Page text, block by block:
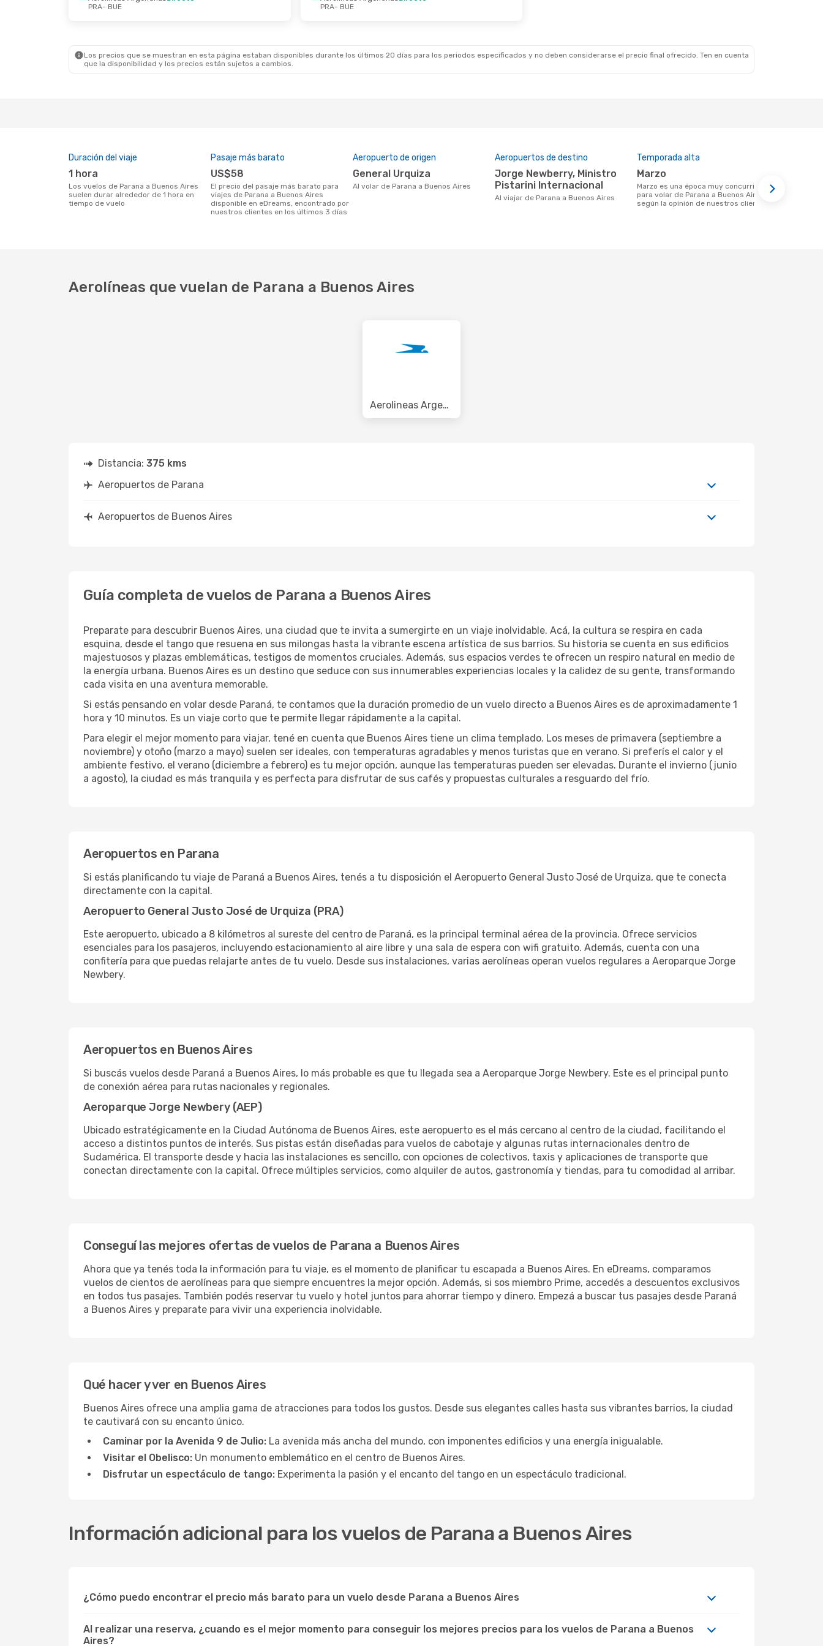
- Lun., 5 Oct. - Lun., 28 Sep.
BUE
- PRA
PRA- BUE
PRA- BUE
Los precios que se muestran en esta página estaban disponibles durante los últimos 20 días para los periodos especificados y no deben considerarse el precio final ofrecido. Ten en cuenta
que la disponibilidad y los precios están sujetos a cambios.
Duración del viaje
1 hora
Los vuelos de Parana a Buenos Aires
suelen durar alrededor de 1 hora en
tiempo de vuelo
Pasaje más barato
US$58
El precio del pasaje más barato para
viajes de Parana a Buenos Aires
disponible en eDreams, encontrado por
nuestros clientes en los últimos 3 días
Aeropuerto de origen
General Urquiza
Al volar de Parana a Buenos Aires
Aeropuertos de destino
Jorge Newberry, Ministro
Pistarini Internacional
Al viajar de Parana a Buenos Aires
Temporada alta
marzo
marzo es una época muy concurrida
para volar de Parana a Buenos Aires
según la opinión de nuestros clientes
Aerolíneas que vuelan de Parana a Buenos Aires
Aerolineas Argentinas
Distancia: 375 kms
Aeropuertos de Parana
Aeropuertos de Buenos Aires
Guía completa de vuelos de Parana a Buenos Aires
Preparate para descubrir Buenos Aires, una ciudad que te invita a sumergirte en un viaje inolvidable. Acá, la cultura se respira en cada
esquina, desde el tango que resuena en sus milongas hasta la vibrante escena artística de sus barrios. Su historia se cuenta en sus edificios
majestuosos y plazas emblemáticas, testigos de momentos cruciales. Además, sus espacios verdes te ofrecen un respiro natural en medio de
la energía urbana. Buenos Aires es un destino que seduce con sus innumerables experiencias locales y la calidez de su gente, transformando
cada visita en una aventura memorable.
Si estás pensando en volar desde Paraná, te contamos que la duración promedio de un vuelo directo a Buenos Aires es de aproximadamente 1
hora y 10 minutos. Es un viaje corto que te permite llegar rápidamente a la capital.
Para elegir el mejor momento para viajar, tené en cuenta que Buenos Aires tiene un clima templado. Los meses de primavera (septiembre a
noviembre) y otoño (marzo a mayo) suelen ser ideales, con temperaturas agradables y menos turistas que en verano. Si preferís el calor y el
ambiente festivo, el verano (diciembre a febrero) es tu mejor opción, aunque las temperaturas pueden ser elevadas. Durante el invierno (junio
a agosto), la ciudad es más tranquila y es perfecta para disfrutar de sus cafés y propuestas culturales a resguardo del frío.
Aeropuertos en Parana
Si estás planificando tu viaje de Paraná a Buenos Aires, tenés a tu disposición el Aeropuerto General Justo José de Urquiza, que te conecta
directamente con la capital.
Aeropuerto General Justo José de Urquiza (PRA)
Este aeropuerto, ubicado a 8 kilómetros al sureste del centro de Paraná, es la principal terminal aérea de la provincia. Ofrece servicios
esenciales para los pasajeros, incluyendo estacionamiento al aire libre y una sala de espera con wifi gratuito. Además, cuenta con una
confitería para que puedas relajarte antes de tu vuelo. Desde sus instalaciones, varias aerolíneas operan vuelos regulares a Aeroparque Jorge
Newbery.
Aeropuertos en Buenos Aires
Si buscás vuelos desde Paraná a Buenos Aires, lo más probable es que tu llegada sea a Aeroparque Jorge Newbery. Este es el principal punto
de conexión aérea para rutas nacionales y regionales.
Aeroparque Jorge Newbery (AEP)
Ubicado estratégicamente en la Ciudad Autónoma de Buenos Aires, este aeropuerto es el más cercano al centro de la ciudad, facilitando el
acceso a distintos puntos de interés. Sus pistas están diseñadas para vuelos de cabotaje y algunas rutas internacionales dentro de
Sudamérica. El transporte desde y hacia las instalaciones es sencillo, con opciones de colectivos, taxis y aplicaciones de transporte que
conectan directamente con la capital. Ofrece múltiples servicios, como alquiler de autos, gastronomía y tiendas, para tu comodidad al arribar.
Conseguí las mejores ofertas de vuelos de Parana a Buenos Aires
Ahora que ya tenés toda la información para tu viaje, es el momento de planificar tu escapada a Buenos Aires. En eDreams, comparamos
vuelos de cientos de aerolíneas para que siempre encuentres la mejor opción. Además, si sos miembro Prime, accedés a descuentos exclusivos
en todos tus pasajes. También podés reservar tu vuelo y hotel juntos para ahorrar tiempo y dinero. Empezá a buscar tus pasajes desde Paraná
a Buenos Aires y preparate para vivir una experiencia inolvidable.
Qué hacer y ver en Buenos Aires
Buenos Aires ofrece una amplia gama de atracciones para todos los gustos. Desde sus elegantes calles hasta sus vibrantes barrios, la ciudad
te cautivará con su encanto único.
Caminar por la Avenida 9 de Julio: La avenida más ancha del mundo, con imponentes edificios y una energía inigualable.
Visitar el Obelisco: Un monumento emblemático en el centro de Buenos Aires.
Disfrutar un espectáculo de tango: Experimenta la pasión y el encanto del tango en un espectáculo tradicional.
Información adicional para los vuelos de Parana a Buenos Aires
¿Cómo puedo encontrar el precio más barato para un vuelo desde Parana a Buenos Aires
Al realizar una reserva, ¿cuando es el mejor momento para conseguir los mejores precios para los vuelos de Parana a Buenos
Aires?